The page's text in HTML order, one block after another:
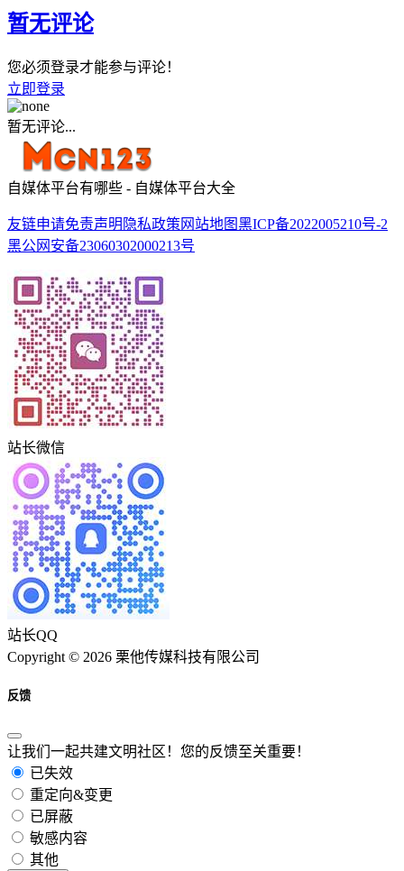
暂无评论
您必须登录才能参与评论！
立即登录
暂无评论...
自媒体平台有哪些 - 自媒体平台大全
友链申请免责声明 隐私政策 网站地图黑ICP备2022005210号-2
黑公网安备23060302000213号
站长微信
站长QQ
Copyright © 2026 栗他传媒科技有限公司
反馈
让我们一起共建文明社区！您的反馈至关重要！
已失效
重定向&变更
已屏蔽
敏感内容
其他